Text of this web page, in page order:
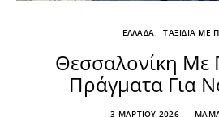
ΕΛΛΑΔΑ ΤΑΞΙΔΙΑ ΜΕ
Θεσσαλονίκη Με
Πράγματα Για
3 ΜΑΡΤΊΟΥ 2026